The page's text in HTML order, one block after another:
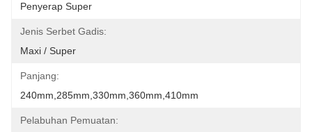
Penyerap Super
Jenis Serbet Gadis:
Maxi / Super
Panjang:
240mm,285mm,330mm,360mm,410mm
Pelabuhan Pemuatan: